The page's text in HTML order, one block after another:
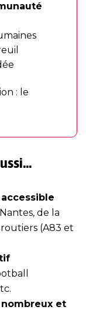
: le
de la
(A83 et
et